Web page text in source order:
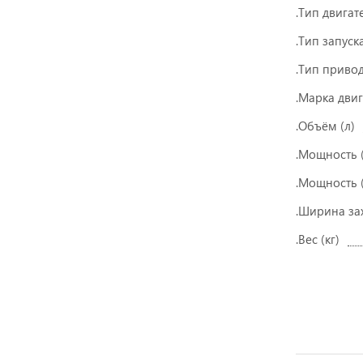
.Тип
.Тип
.Тип
.Марка
.Объём (л)
.Мощность
.Мощность
.Ширина
.Вес (кг)